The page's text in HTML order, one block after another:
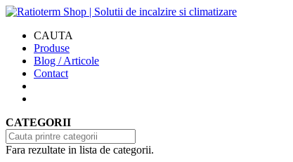
CAUTA
Produse
Blog / Articole
Contact
CATEGORII
Fara rezultate in lista de categorii.